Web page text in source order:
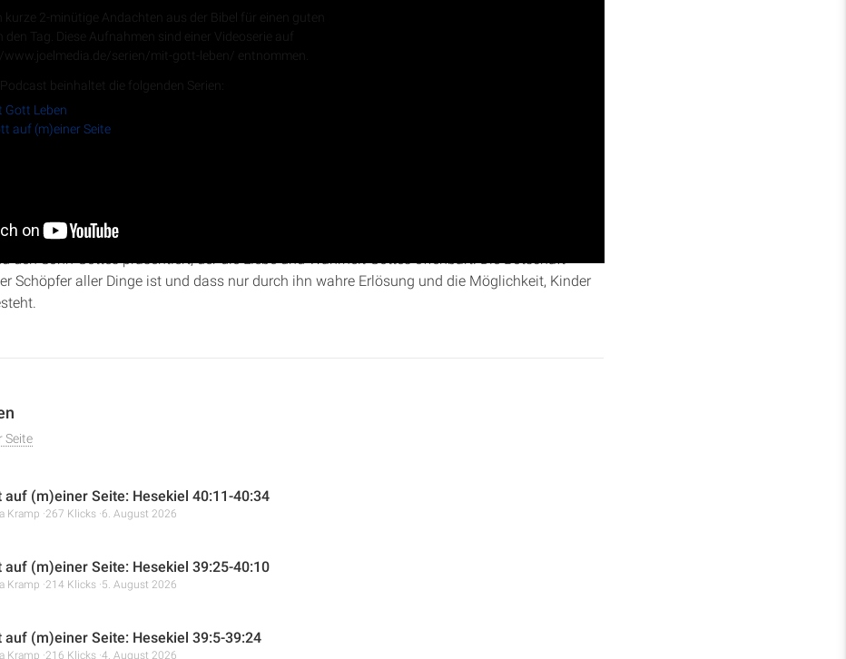
kurze 2-minütige Andachten aus der Bibel für einen guten
den Tag. Diese Aufnahmen sind einer Videoserie auf
www.joelmedia.de/serien/mit-gott-leben/ entnommen.
Podcast beinhaltet die folgenden Serien:
Gott Leben
auf (m)einer Seite
auf das Leben Jesu darstellt. Es wird beleuchtet, wie Johannes Jesus als das Wort Gottes,
den Sohn Gottes präsentiert, der die Liebe und Wahrheit Gottes offenbart. Die Botschaft
Schöpfer aller Dinge ist und dass nur durch ihn wahre Erlösung und die Möglichkeit, Kinder
Seite
auf (m)einer Seite: Hesekiel 40:11-40:34
Kramp 267 Klicks 6. August 2026
auf (m)einer Seite: Hesekiel 39:25-40:10
Kramp 214 Klicks 5. August 2026
auf (m)einer Seite: Hesekiel 39:5-39:24
Kramp 216 Klicks 4. August 2026